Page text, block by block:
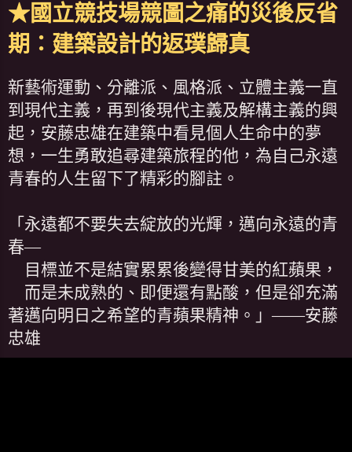
★國立競技場競圖之痛的災後反省
期：建築設計的返璞歸真
新藝術運動、分離派、風格派、立體主義一直
到現代主義，再到後現代主義及解構主義的興
起，安藤忠雄在建築中看見個人生命中的夢
想，一生勇敢追尋建築旅程的他，為自己永遠
青春的人生留下了精彩的腳註。
「永遠都不要失去綻放的光輝，邁向永遠的青
春—
目標並不是結實累累後變得甘美的紅蘋果，
而是未成熟的、即便還有點酸，但是卻充滿
著邁向明日之希望的青蘋果精神。」——安藤
忠雄